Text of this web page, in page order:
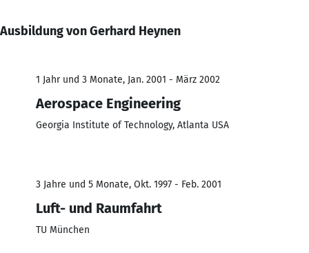
Ausbildung von Gerhard Heynen
1 Jahr und 3 Monate, Jan. 2001 - März 2002
Aerospace Engineering
Georgia Institute of Technology, Atlanta USA
3 Jahre und 5 Monate, Okt. 1997 - Feb. 2001
Luft- und Raumfahrt
TU München